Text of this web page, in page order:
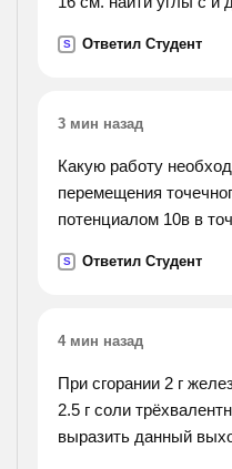
S Ответил Студент
3 мин назад
Какую работу
перемещения
потенциалом 10в в
S Ответил Студент
4 мин назад
При сгорании 2 г
2.5 г соли
выразить данный